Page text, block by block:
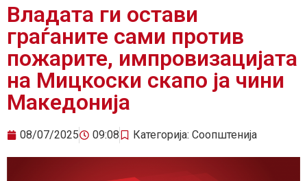
Владата ги остави
граѓаните сами против
пожарите, импровизацијата
на Мицкоски скапо ја чини
Македонија
08/07/2025 09:08 Категорија: Соопштенија